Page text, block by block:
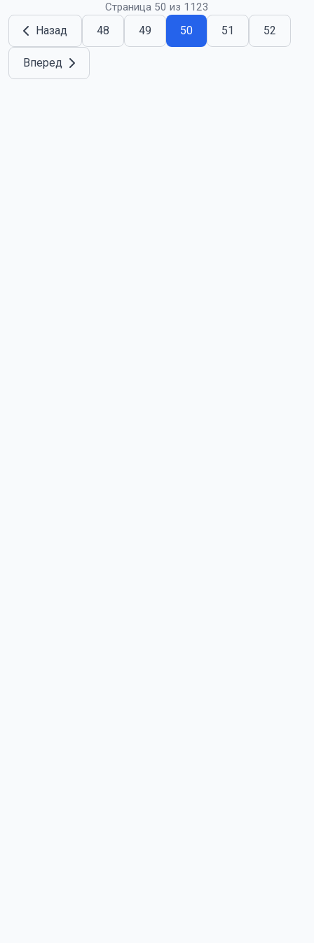
Страница 50 из 1123
Назад 48 49 50 51 52
Вперед